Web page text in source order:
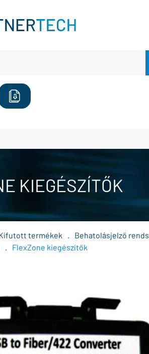
KIEGÉSZÍTŐK
termékek .
Behatolásjelző
. FlexZone kiegészítők